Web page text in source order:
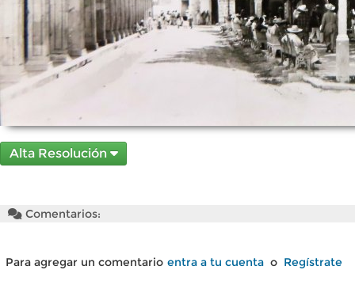
Alta Resolución
Comentarios:
Para agregar un comentario entra a tu cuenta o Regístrate